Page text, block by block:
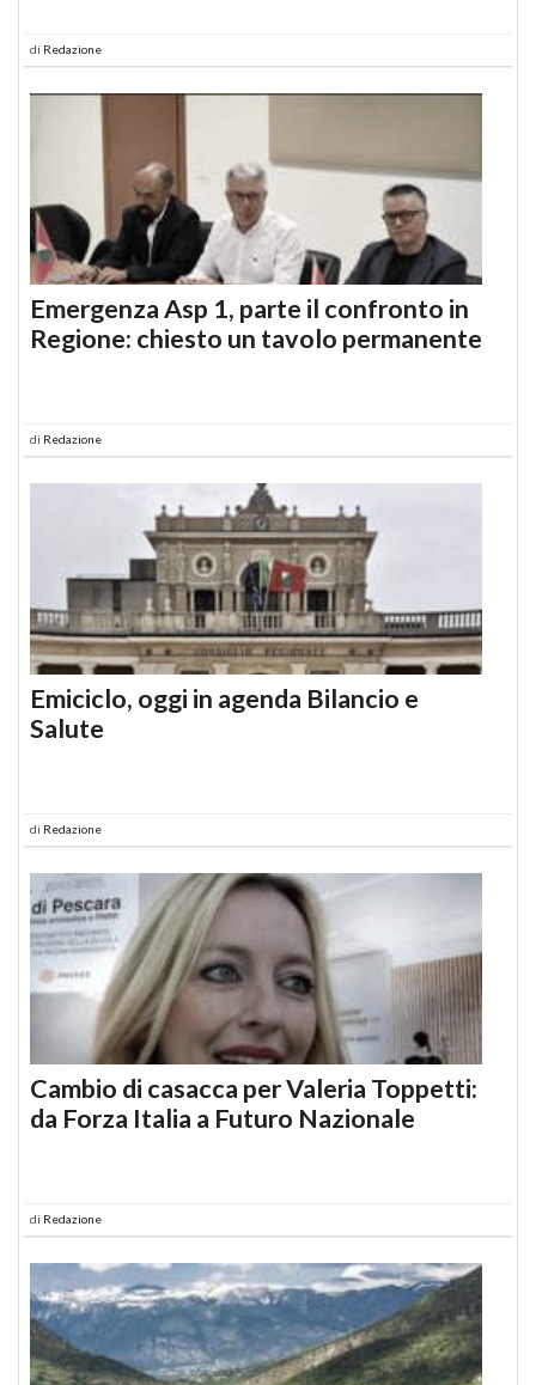
di Redazione
Emergenza Asp 1, parte il confronto in
Regione: chiesto un tavolo permanente
di Redazione
Emiciclo, oggi in agenda Bilancio e
Salute
di Redazione
Cambio di casacca per Valeria Toppetti:
da Forza Italia a Futuro Nazionale
di Redazione